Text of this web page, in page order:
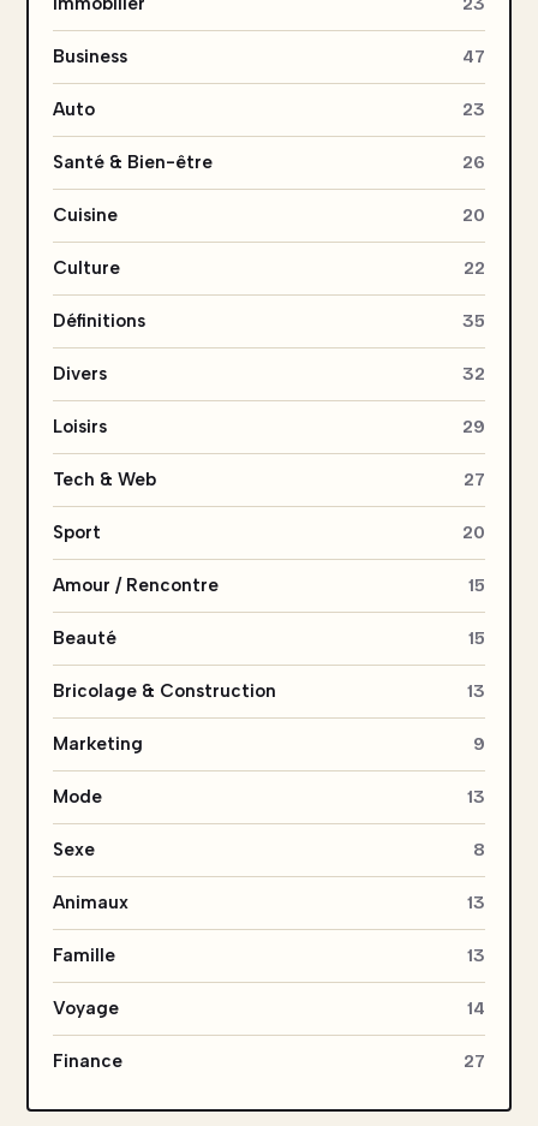
Business 47
Auto 23
Santé & Bien-être 26
Cuisine 20
Culture 22
Définitions 35
Divers 32
Loisirs 29
Tech & Web 27
Sport 20
Amour / Rencontre 15
Beauté 15
Bricolage & Construction 13
Marketing 9
Mode 13
Sexe 8
Animaux 13
Famille 13
Voyage 14
Finance 27